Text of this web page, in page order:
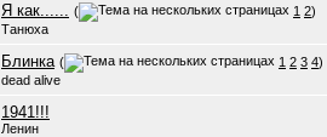
Я как...... ( 1 2)
Танюха
Блинка ( 1 2 3 4)
dead alive
1941!!!
Ленин